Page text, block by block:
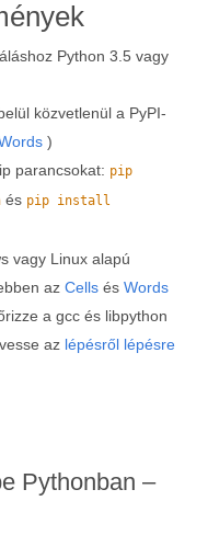
Python 3.5 vagy
közvetlenül a PyPI-
)
parancsokat: pip
és pip install
vagy Linux alapú
az Cells és Words
a gcc és libpython
az lépésről lépésre
Pythonban –